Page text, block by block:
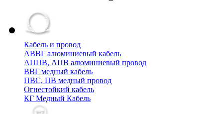
Кабель и провод
АВВГ алюминиевый кабель
АППВ, АПВ алюминиевый провод
ВВГ медный кабель
ПВС, ПВ медный провод
Огнестойкий кабель
КГ Медный Кабель